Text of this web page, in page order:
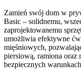
Zamień swój dom w
Basic – solidnemu,
zaprojektowanemu
umożliwia efektywne
mięśniowych,
piersiową, ramiona
bezpiecznych